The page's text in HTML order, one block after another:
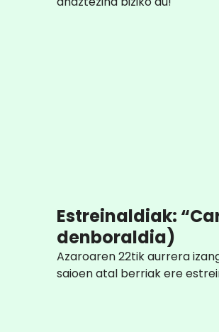
Estreinaldiak:
denboraldia)
Azaroaren 22tik aurrera
saioen atal berriak ere